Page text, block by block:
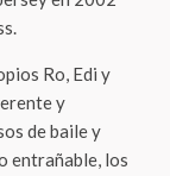
Ro, Edi y
y
de baile y
entrañable, los